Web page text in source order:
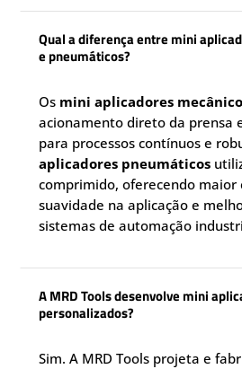
Qual a diferença entre mini
e pneumáticos?
Os mini aplicadores
acionamento direto da prensa
para processos contínuos e
aplicadores pneumáticos
comprimido, oferecendo maior
suavidade na aplicação e
sistemas de automação
A MRD Tools desenvolve mini
personalizados?
Sim. A MRD Tools projeta e